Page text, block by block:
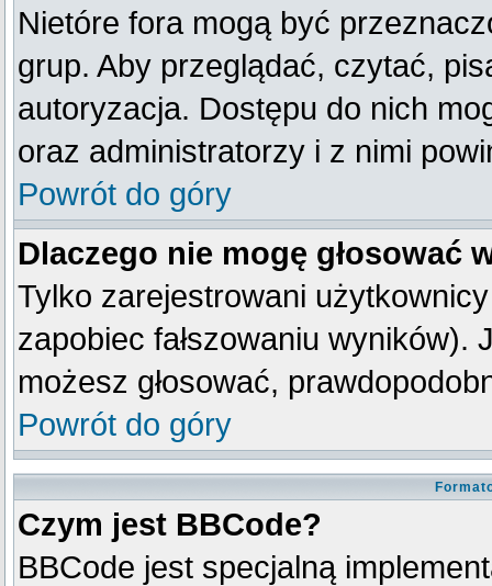
Nietóre fora mogą być
grup. Aby przeglądać, czytać,
autoryzacja. Dostępu do nich
oraz administratorzy i z nimi
Powrót do góry
Dlaczego nie mogę głosować
Tylko zarejestrowani
zapobiec fałszowaniu wyników).
możesz głosować,
Powrót do góry
Czym jest BBCode?
BBCode jest specjalną